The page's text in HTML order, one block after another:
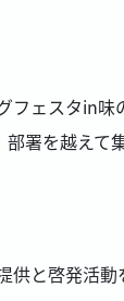
ェスタin
署を越えて
と啓発活